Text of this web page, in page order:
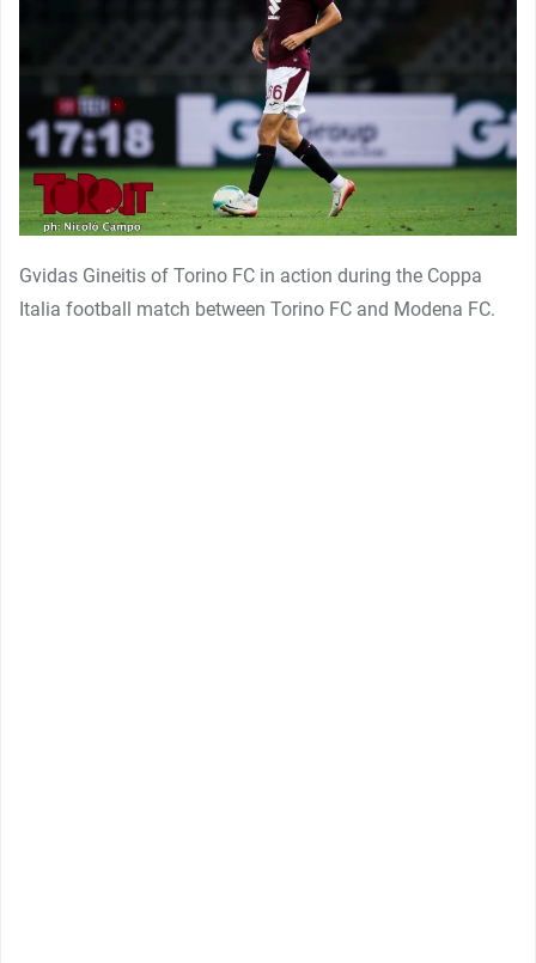
Gvidas Gineitis of Torino FC in action during the Coppa
Italia football match between Torino FC and Modena FC.